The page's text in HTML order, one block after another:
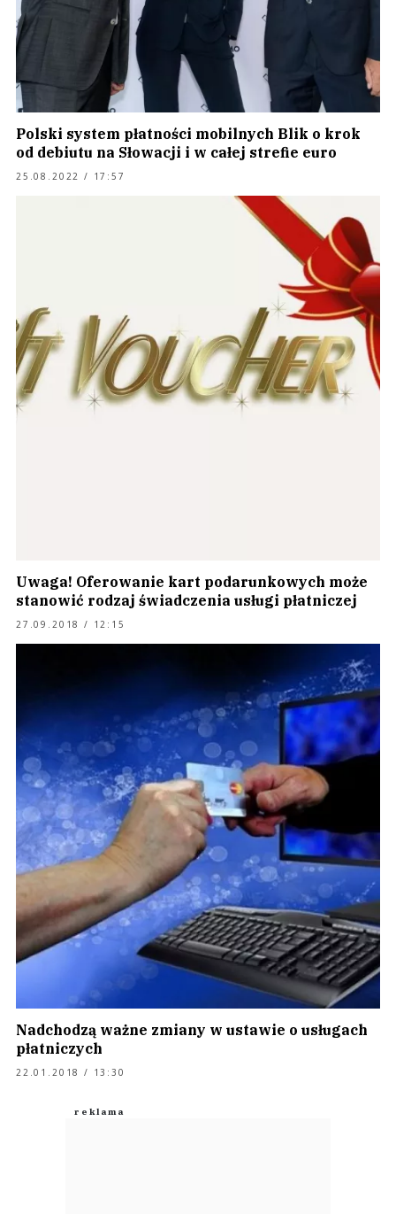
Polski system płatności mobilnych Blik o krok
od debiutu na Słowacji i w całej strefie euro
25.08.2022 / 17:57
Uwaga! Oferowanie kart podarunkowych może
stanowić rodzaj świadczenia usługi płatniczej
27.09.2018 / 12:15
Nadchodzą ważne zmiany w ustawie o usługach
płatniczych
22.01.2018 / 13:30